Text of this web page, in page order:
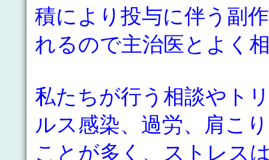
積により投与に伴う副
れるので主治医とよく
私たちが行う相談やト
ルス感染、過労、肩こ
ことが多く、ストレス